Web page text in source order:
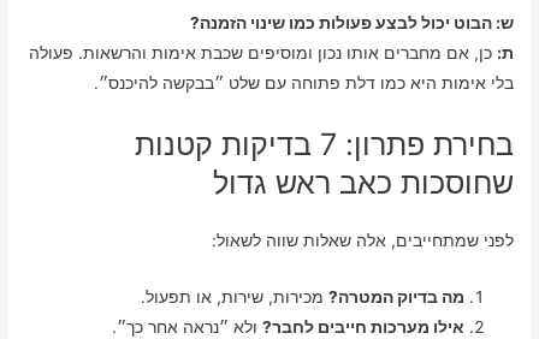
ש: הבוט יכול לבצע פעולות כמו שינוי הזמנה?
ת: כן, אם מחברים אותו נכון ומוסיפים שכבת אימות והרשאות. פעולה
בלי אימות היא כמו דלת פתוחה עם שלט ״בבקשה להיכנס״.
בחירת פתרון: 7 בדיקות קטנות
שחוסכות כאב ראש גדול
לפני שמתחייבים, אלה שאלות שווה לשאול:
מה בדיוק המטרה? מכירות, שירות, או תפעול.
אילו מערכות חייבים לחבר? ולא ״נראה אחר כך״.